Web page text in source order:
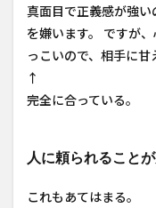
真面目で正義感が強
を嫌います。 ですが
っこいので、相手に甘
↑
完全に合っている。
人に頼られること
これもあてはまる。